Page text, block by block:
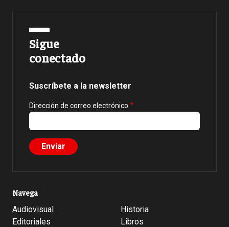
Sigue
conectado
Suscríbete a la newsletter
Dirección de correo electrónico
Navega
Audiovisual
Editoriales
Historia
Libros